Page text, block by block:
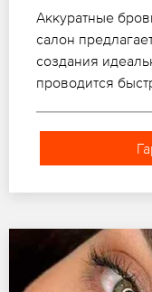
Аккуратные
салон
создания
проводится